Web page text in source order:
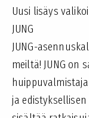
Uusi lisäys
JUNG
JUNG-
meiltä! JUNG on
ja